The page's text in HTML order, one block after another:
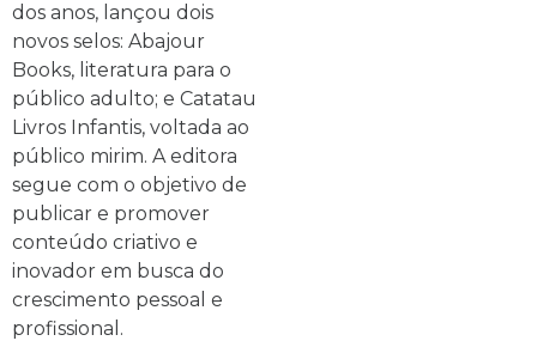
dos anos, lançou dois
novos selos: Abajour
Books, literatura para o
público adulto; e Catatau
Livros Infantis, voltada ao
público mirim. A editora
segue com o objetivo de
publicar e promover
conteúdo criativo e
inovador em busca do
crescimento pessoal e
profissional.